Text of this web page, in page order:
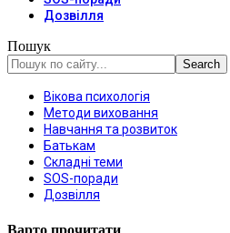
Дозвілля
Пошук
Вікова психологія
Методи виховання
Навчання та розвиток
Батькам
Складні теми
SOS-поради
Дозвілля